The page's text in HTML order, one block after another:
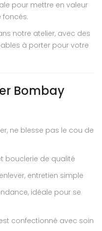
pour mettre en valeur
foncés.
notre atelier, avec des
à porter pour votre
Bombay
ne blesse pas le cou de
bouclerie de qualité
entretien simple
idéale pour se
confectionné avec soin